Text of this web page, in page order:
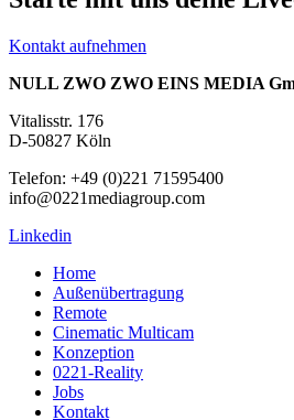
Kontakt aufnehmen
NULL ZWO ZWO EINS MEDIA
Vitalisstr. 176
D-50827 Köln
Telefon: +49 (0)221 71595400
info@0221mediagroup.com
Linkedin
Home
Außenübertragung
Remote
Cinematic Multicam
Konzeption
0221-Reality
Jobs
Kontakt